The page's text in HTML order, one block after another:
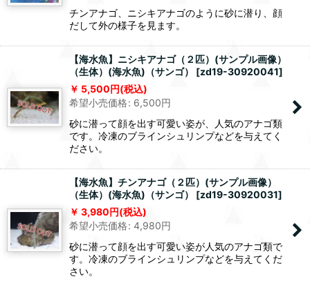
チンアナゴ、ニシキアナゴのように砂に潜り、顔
だして外の様子を見ます。
【海水魚】ニシキアナゴ（２匹）(サンプル画像）
（生体）(海水魚)（サンゴ）
[zd19-30920041]
5,500円(税込)
希望小売価格: 6,500円
砂に潜って顔を出す可愛い姿が、人気のアナゴ類
です。冷凍のブラインシュリンプなどを与えてく
ださい。
【海水魚】チンアナゴ（２匹）(サンプル画像）
（生体）(海水魚)（サンゴ）
[zd19-30920031]
3,980円(税込)
希望小売価格: 4,980円
砂に潜って顔を出す可愛い姿が人気のアナゴ類で
す。冷凍のブラインシュリンプなどを与えてくだ
さい。